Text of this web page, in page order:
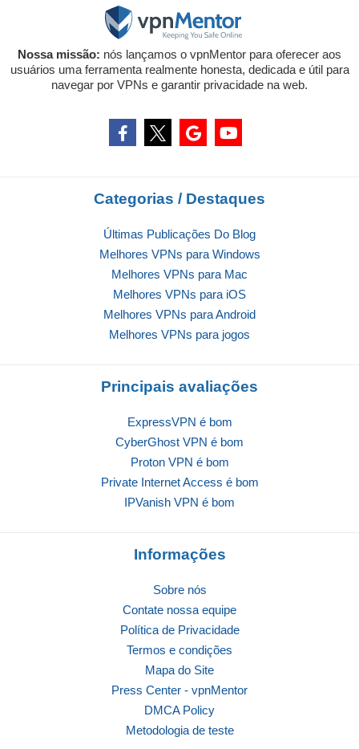
Nossa missão: nós lançamos o vpnMentor para oferecer aos
usuários uma ferramenta realmente honesta, dedicada e útil para
navegar por VPNs e garantir privacidade na web.
Categorias / Destaques
Últimas Publicações Do Blog
Melhores VPNs para Windows
Melhores VPNs para Mac
Melhores VPNs para iOS
Melhores VPNs para Android
Melhores VPNs para jogos
Principais avaliações
ExpressVPN é bom
CyberGhost VPN é bom
Proton VPN é bom
Private Internet Access é bom
IPVanish VPN é bom
Informações
Sobre nós
Contate nossa equipe
Política de Privacidade
Termos e condições
Mapa do Site
Press Center - vpnMentor
DMCA Policy
Metodologia de teste